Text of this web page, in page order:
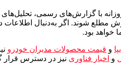
روزانه با گزارش‌های رسمی،
مطلع شوند. اگر به‌دنبال اطلاعات
خواهد بود.
و قیمت محصولات مدیران خودرو
و اخبار فناوری نیز در دسترس قرار